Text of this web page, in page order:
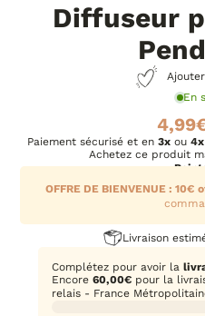
Diffuseur
En
4,99
Paiement sécurisé et en 3x ou 4x
Achetez ce produit
Livraison
Complétez pour avoir la
Encore60,00€ pour la
relais - France
OFFRE DE BIENVENUE : 10€